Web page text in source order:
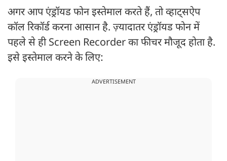
अगर आप एंड्रॉयड फोन इस्तेमाल करते हैं, तो व्हाट्सऐप
कॉल रिकॉर्ड करना आसान है. ज़्यादातर एंड्रॉयड फोन में
पहले से ही Screen Recorder का फीचर मौजूद होता है.
इसे इस्तेमाल करने के लिए:
ADVERTISEMENT